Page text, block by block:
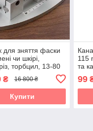
для зняття фаски
чи шкірі,
торбцил, 13-80
₴ 16 800 ₴
Купити
115
та
99